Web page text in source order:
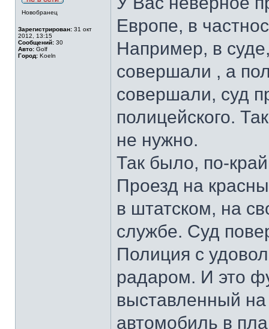
Новобранец
Зарегистрирован: 31 окт
2012, 13:15
Сообщений: 30
Авто: Golf
Город: Koeln
Европе, в
Например, в
совершали , а
совершали, суд
полицейского.
не нужно.
Так было, по-
Проезд на
в штатском, на
службе. Суд
Полиция с
радаром. И это
выставленный
автомобиль в